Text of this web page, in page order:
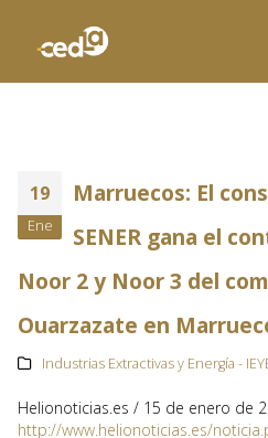
19
Ene
Marruecos: El
SENER gana el
Noor 2 y Noor 3 del
Ouarzazate en
Industrias Extractivas y Energía -
Helionoticias.es / 15 de enero de
http://www.helionoticias.es/